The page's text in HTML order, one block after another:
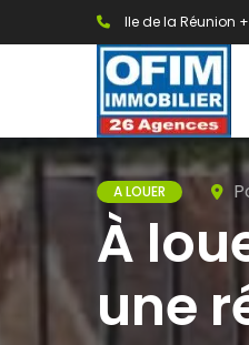
Ile de la Réunion
A LOUER
À
une